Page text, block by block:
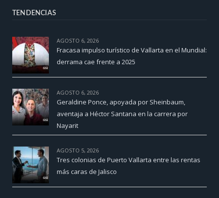
TENDENCIAS
AGOSTO 6, 2026
Fracasa impulso turístico de Vallarta en el Mundial:
derrama cae frente a 2025
AGOSTO 6, 2026
Geraldine Ponce, apoyada por Sheinbaum,
aventaja a Héctor Santana en la carrera por
Nayarit
AGOSTO 5, 2026
Tres colonias de Puerto Vallarta entre las rentas
más caras de Jalisco